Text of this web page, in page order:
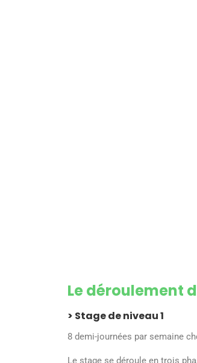
Le déroulement
> Stage de niveau 1
8 demi-journées par semaine
Le stage se déroule en trois